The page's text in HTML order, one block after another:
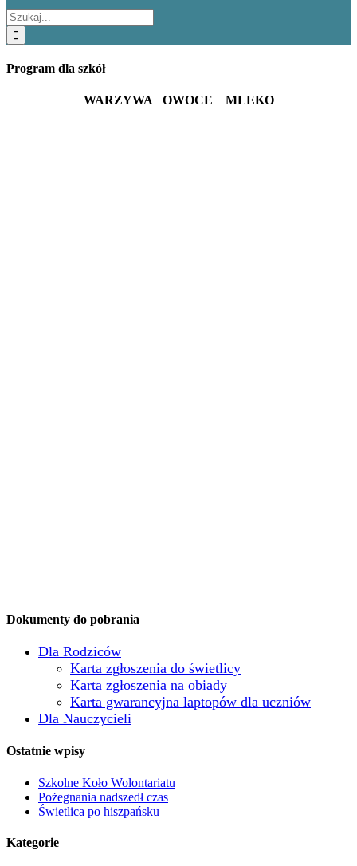
Szukaj
Program dla szkół
WARZYWA OWOCE MLEKO
Dokumenty do pobrania
Dla Rodziców
Karta zgłoszenia do świetlicy
Karta zgłoszenia na obiady
Karta gwarancyjna laptopów dla uczniów
Dla Nauczycieli
Ostatnie wpisy
Szkolne Koło Wolontariatu
Pożegnania nadszedł czas
Świetlica po hiszpańsku
Kategorie